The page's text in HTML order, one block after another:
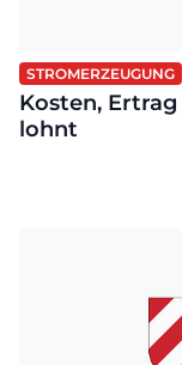
STROMERZEUGUNG
Kosten,
lohnt